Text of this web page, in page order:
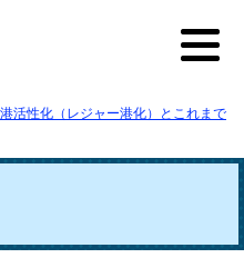
活性化（レジャー港化）とこれまで